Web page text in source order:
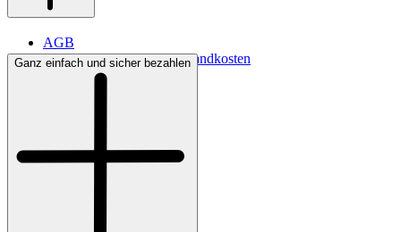
AGB
Lieferbedingungen & Versandkosten
Bezahlung
Ganz einfach und sicher bezahlen